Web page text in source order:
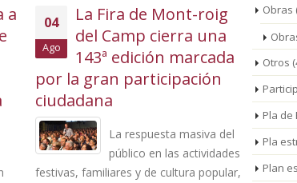
Ago
La Fira de Mont-roig
del Camp cierra una
143ª edición marcada
por la gran participación
ciudadana
La respuesta masiva del
público en las actividades
festivas, familiares y de cultura popular,
03
Ago
de
Obras
Otros
Pla de
Pla
Plan